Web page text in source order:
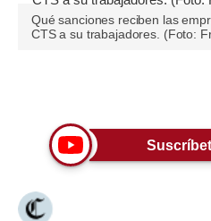
Plus G
Blogs
Qué sanciones reciben las
CTS a su trabajadores. (Foto: